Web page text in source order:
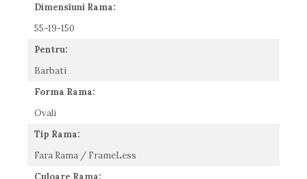
Titanflex
TOUS
Vogue
Dimensiuni Rama:
55-19-150
Pentru:
Barbati
Forma Rama:
Ovali
Tip Rama:
Fara Rama / FrameLess
Culoare Rama: